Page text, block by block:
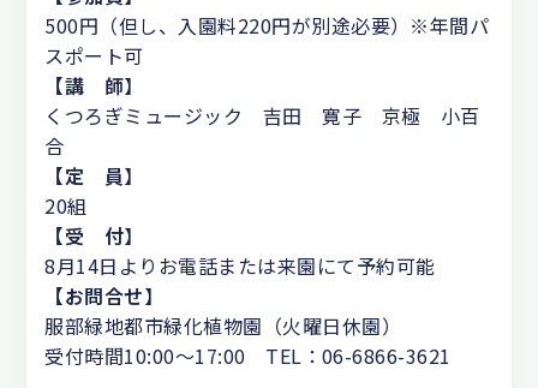
500円（但し、入園料220円が別途必要）※年間パ
スポート可
【講 師】
くつろぎミュージック 吉田 寛子 京極 小百
合
【定 員】
20組
【受 付】
8月14日よりお電話または来園にて予約可能
【お問合せ】
服部緑地都市緑化植物園（火曜日休園）
受付時間10:00～17:00 TEL：06-6866-3621